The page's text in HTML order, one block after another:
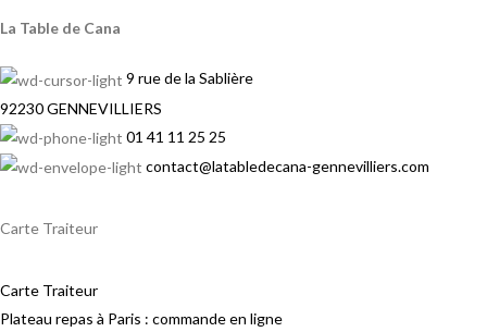
La Table de Cana
9 rue de la Sablière
92230 GENNEVILLIERS
01 41 11 25 25
contact@latabledecana-gennevilliers.com
Carte Traiteur
Carte Traiteur
Plateau repas à Paris : commande en ligne